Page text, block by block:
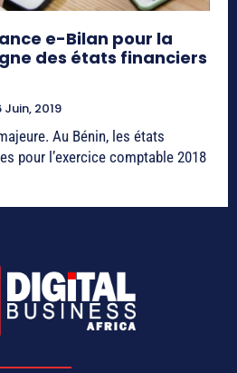
e-Bilan pour la
des états financiers
Juin, 2019
Au Bénin, les états
pour l’exercice comptable 2018